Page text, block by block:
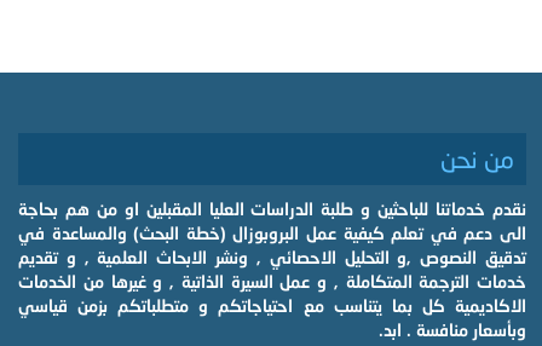
من نحن
نقدم خدماتنا للباحثين و طلبة الدراسات العليا المقبلين او من هم بحاجة
الى دعم في تعلم كيفية عمل البروبوزال (خطة البحث) والمساعدة في
تدقيق النصوص ,و التحليل الاحصائي , ونشر الابحاث العلمية , و تقديم
خدمات الترجمة المتكاملة , و عمل السيرة الذاتية , و غيرها من الخدمات
الاكاديمية كل بما يتناسب مع احتياجاتكم و متطلباتكم بزمن قياسي
وبأسعار منافسة . ابد.